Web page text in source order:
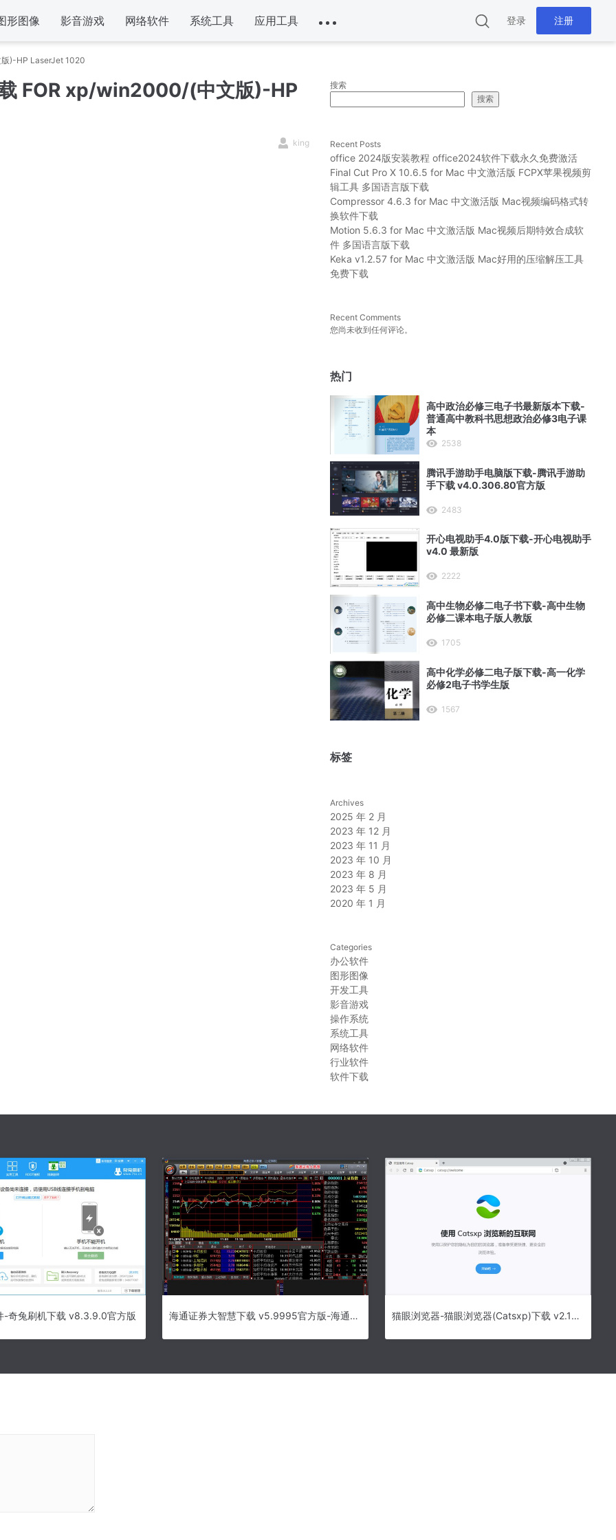
形图像 影音游戏 网络软件 系统工具 应用工具 登录 注册
)-HP LaserJet 1020
FOR xp/win2000/(中文版)-HP
king
搜索
搜索
Recent Posts
office 2024版安装教程 office2024软件下载永久免费激活
Final Cut Pro X 10.6.5 for Mac 中文激活版 FCPX苹果视频剪
辑工具 多国语言版下载
Compressor 4.6.3 for Mac 中文激活版 Mac视频编码格式转
换软件下载
Motion 5.6.3 for Mac 中文激活版 Mac视频后期特效合成软
件 多国语言版下载
Keka v1.2.57 for Mac 中文激活版 Mac好用的压缩解压工具
免费下载
Recent Comments
您尚未收到任何评论。
热门
高中政治必修三电子书最新版本下载-
普通高中教科书思想政治必修3电子课
本
2538
腾讯手游助手电脑版下载-腾讯手游助
手下载 v4.0.306.80官方版
2483
开心电视助手4.0版下载-开心电视助手
v4.0 最新版
2222
高中生物必修二电子书下载-高中生物
必修二课本电子版人教版
1705
高中化学必修二电子版下载-高一化学
必修2电子书学生版
1567
标签
Archives
2025 年 2 月
2023 年 12 月
2023 年 11 月
2023 年 10 月
2023 年 8 月
2023 年 5 月
2020 年 1 月
Categories
办公软件
图形图像
开发工具
影音游戏
操作系统
系统工具
网络软件
行业软件
软件下载
-奇兔刷机下载 v8.3.9.0官方版 海通证券大智慧下载 v5.9995官方版-海通证券大智慧官方下载 猫眼浏览器-猫眼浏览器(Catsxp)下载 v2.12.7官方版